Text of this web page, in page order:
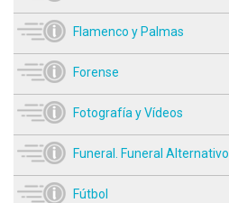
Flamenco y Palmas
Forense
Fotografía y Vídeos
Funeral. Funeral Alternativo
Fútbol